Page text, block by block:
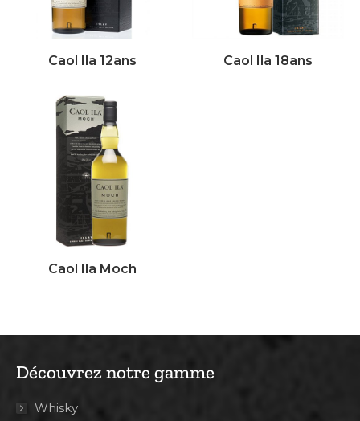
Caol Ila 12ans Caol Ila 18ans
Caol Ila Moch
Découvrez notre gamme
Whisky